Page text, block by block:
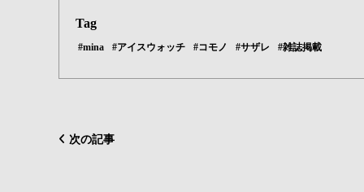
Tag
#mina #アイスウォッチ #コモノ #サザレ #雑誌掲載
次の記事